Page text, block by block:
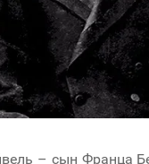
– сын Франца